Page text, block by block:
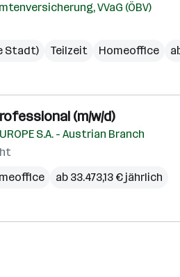
VVaG (ÖBV)
Stadt)
Teilzeit Homeoffice
(m/w/d)
S.A. - Austrian Branch
ab 33.473,13 € jährlich